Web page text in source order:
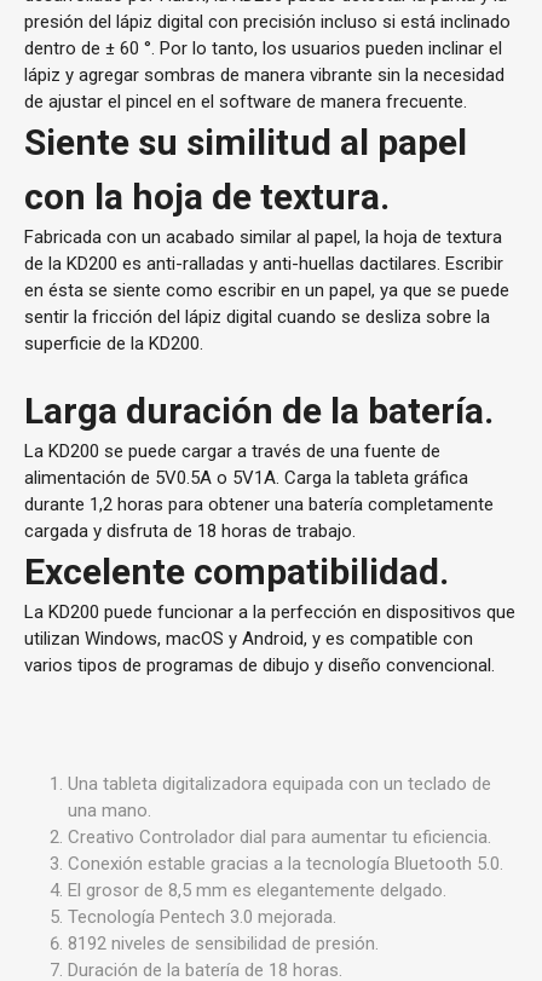
presión del lápiz digital con precisión incluso si está inclinado
dentro de ± 60 °. Por lo tanto, los usuarios pueden inclinar el
lápiz y agregar sombras de manera vibrante sin la necesidad
de ajustar el pincel en el software de manera frecuente.
Siente su similitud al papel
con la hoja de textura.
Fabricada con un acabado similar al papel, la hoja de textura
de la KD200 es anti-ralladas y anti-huellas dactilares. Escribir
en ésta se siente como escribir en un papel, ya que se puede
sentir la fricción del lápiz digital cuando se desliza sobre la
superficie de la KD200.
Larga duración de la batería.
La KD200 se puede cargar a través de una fuente de
alimentación de 5V0.5A o 5V1A. Carga la tableta gráfica
durante 1,2 horas para obtener una batería completamente
cargada y disfruta de 18 horas de trabajo.
Excelente compatibilidad.
La KD200 puede funcionar a la perfección en dispositivos que
utilizan Windows, macOS y Android, y es compatible con
varios tipos de programas de dibujo y diseño convencional.
Una tableta digitalizadora equipada con un teclado de
una mano.
Creativo Controlador dial para aumentar tu eficiencia.
Conexión estable gracias a la tecnología Bluetooth 5.0.
El grosor de 8,5 mm es elegantemente delgado.
Tecnología Pentech 3.0 mejorada.
8192 niveles de sensibilidad de presión.
Duración de la batería de 18 horas.